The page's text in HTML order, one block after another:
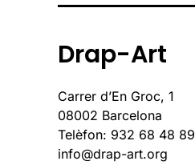
Drap-Art
Carrer d’En Groc, 1
08002 Barcelona
Telèfon: 932 68 48 89
info@drap-art.org